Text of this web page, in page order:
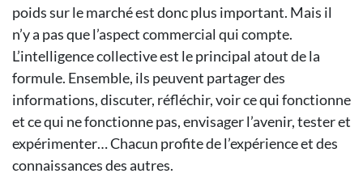
poids sur le marché est donc plus important. Mais il
n’y a pas que l’aspect commercial qui compte.
L’intelligence collective est le principal atout de la
formule. Ensemble, ils peuvent partager des
informations, discuter, réfléchir, voir ce qui fonctionne
et ce qui ne fonctionne pas, envisager l’avenir, tester et
expérimenter… Chacun profite de l’expérience et des
connaissances des autres.